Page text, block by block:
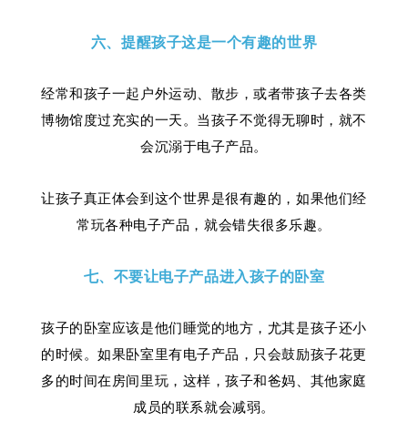
六、提醒孩子这是一个有趣的世界
经常和孩子一起户外运动、散步，或者带孩子去各类
博物馆度过充实的一天。当孩子不觉得无聊时，就不
会沉溺于电子产品。
让孩子真正体会到这个世界是很有趣的，如果他们经
常玩各种电子产品，就会错失很多乐趣。
七、不要让电子产品进入孩子的卧室
孩子的卧室应该是他们睡觉的地方，尤其是孩子还小
的时候。如果卧室里有电子产品，只会鼓励孩子花更
多的时间在房间里玩，这样，孩子和爸妈、其他家庭
成员的联系就会减弱。